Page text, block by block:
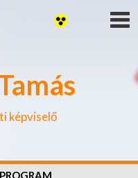
képviselő